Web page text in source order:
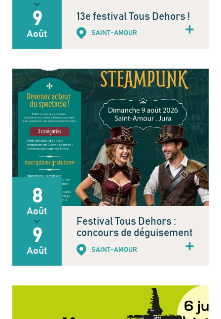
9
Août
13e festival Tous Dehors !
SAINT-AMOUR
8
Août
9
Août
Festival Tous Dehors :
concours de déguisement
SAINT-AMOUR